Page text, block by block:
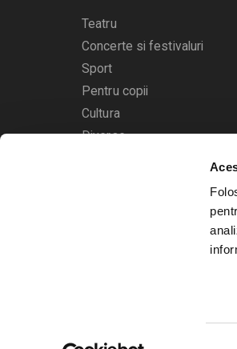
Teatru
Concerte si festivaluri
Sport
Pentru copii
Cultura
Diverse
Calendarul evenimentelor
Bilete.ro